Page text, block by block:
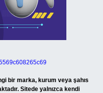
bir marka, kurum veya şahıs
Sitede yalnızca kendi